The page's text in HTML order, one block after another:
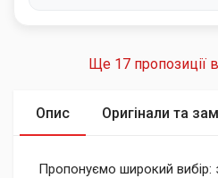
Ще
Опис Оригінали та
Пропонуємо широкий вибір: